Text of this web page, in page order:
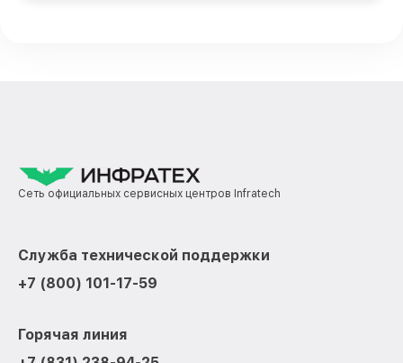
Сеть официальных сервисных центров Infratech
Служба технической поддержки
+7 (800) 101-17-59
Горячая линия